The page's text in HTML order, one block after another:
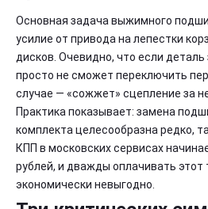
Основная задача выжимного
усилие от привода на лепестки
дисков. Очевидно, что если деталь
просто не сможет переключить
случае — «сожжет» сцепление за
Практика показывает: замена
комплекта целесообразна редко,
КПП в московских сервисах
рублей, и дважды оплачивать этот
экономически невыгодно.